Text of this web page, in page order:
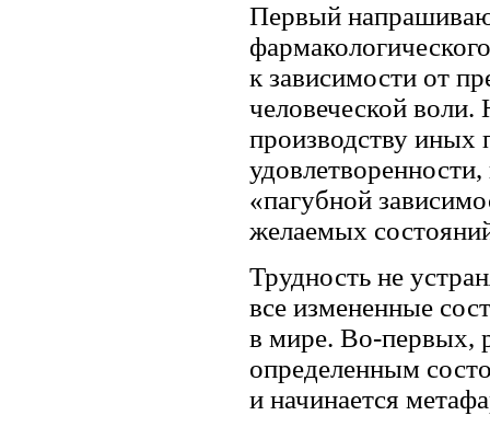
Первый
к зависимости от
человеческой
производству
«пагубной
желаемых
Трудность не
все измененные
в мире. Во-первых,
определен­ным
и начинается